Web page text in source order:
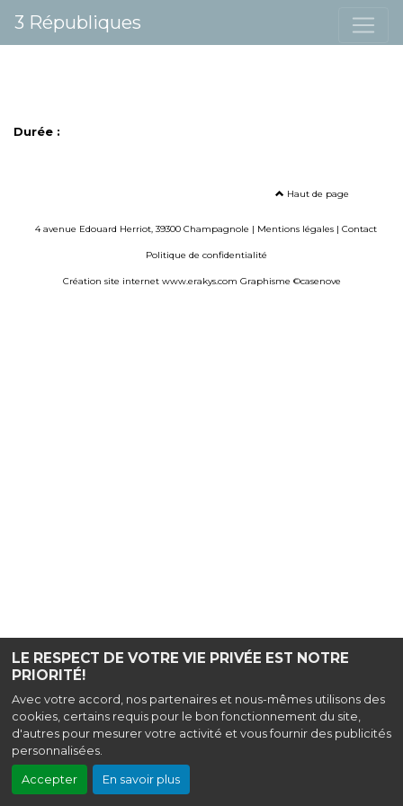
LE RESPECT DE VOTRE VIE PRIVÉE EST NOTRE
PRIORITÉ!
Avec votre accord, nos partenaires et nous-mêmes utilisons des
cookies, certains requis pour le bon fonctionnement du site,
d'autres pour mesurer votre activité et vous fournir des publicités
personnalisées.
Accepter En savoir plus
3 Républiques
Durée :
Haut de page
4 avenue Edouard Herriot, 39300 Champagnole | Mentions légales | Contact
Politique de confidentialité
Création site internet www.erakys.com Graphisme ©casenove